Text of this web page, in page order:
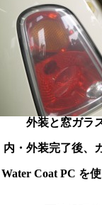
外装と窓ガラ
内・外装完了後、
Water Coat PC を